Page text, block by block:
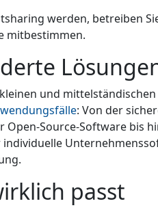
werden, betreiben
mitbestimmen.
und
: Von der
Open-Source-Software bis
passt